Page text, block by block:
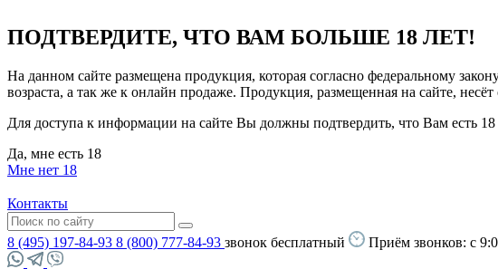
ПОДТВЕРДИТЕ, ЧТО ВАМ БОЛЬШЕ 18 ЛЕТ!
На данном сайте размещена продукция, которая согласно федеральному
возраста, а так же к онлайн продаже. Продукция, размещенная на сайте,
Для доступа к информации на сайте Вы должны подтвердить, что Вам есть 18
Да, мне есть 18
Мне нет 18
Контакты
8 (495) 197-84-93 8 (800) 777-84-93 звонок бесплатный Приём звонков: с